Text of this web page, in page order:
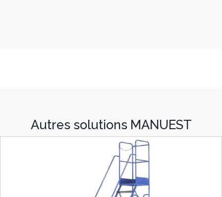
Autres solutions MANUEST